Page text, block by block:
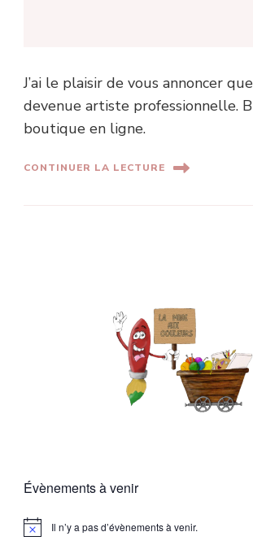
J’ai le plaisir de vous annoncer
devenue artiste professionnelle.
boutique en ligne.
CONTINUER LA LECTURE
Évènements à venir
Notice Il n’y a pas d’évènements à venir.